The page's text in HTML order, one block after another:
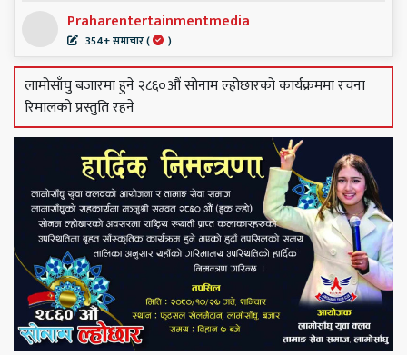
Praharentertainmentmedia
354+ समाचार ( )
लामोसाँघु बजारमा हुने २८६०औं सोनाम ल्होछारको कार्यक्रममा रचना
रिमालको प्रस्तुति रहने